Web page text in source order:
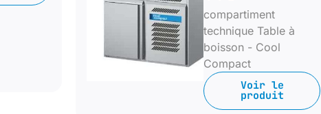
compartiment
technique Table à
boisson - Cool
Compact
Voir le
produit